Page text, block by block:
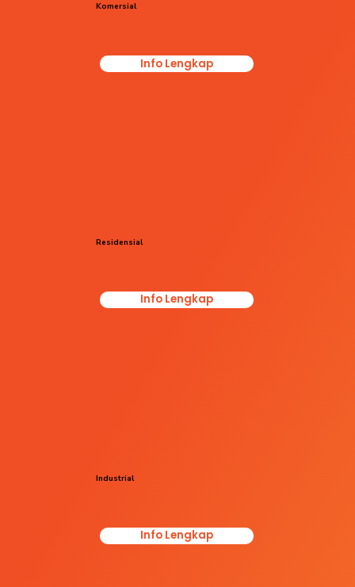
Komersial
Info Lengkap
Residensial
Info Lengkap
Industrial
Info Lengkap